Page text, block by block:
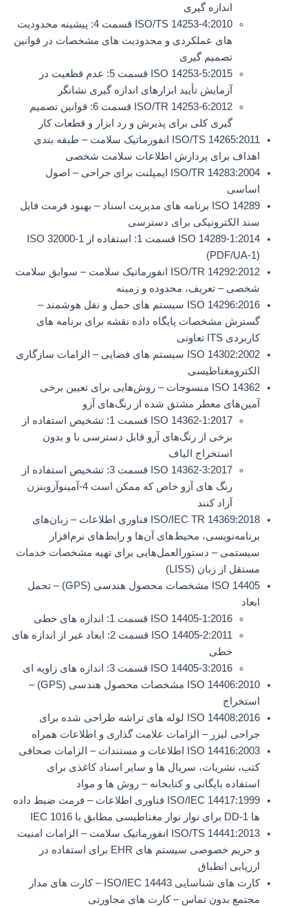
اندازه گیری
ISO/TS 14253-4:2010 قسمت 4: پیشینه محدودیت
های عملکردی و محدودیت های مشخصات در قوانین
تصمیم گیری
ISO 14253-5:2015 قسمت 5: عدم قطعیت در
آزمایش تأیید ابزارهای اندازه گیری نشانگر
ISO/TR 14253-6:2012 قسمت 6: قوانین تصمیم
گیری کلی برای پذیرش و رد ابزار و قطعات کار
ISO/TS 14265:2011 انفورماتیک سلامت – طبقه بندی
اهداف برای پردازش اطلاعات سلامت شخصی
ISO/TR 14283:2004 ایمپلنت برای جراحی – اصول
اساسی
ISO 14289 برنامه های مدیریت اسناد – بهبود فرمت فایل
سند الکترونیکی برای دسترسی
ISO 14289-1:2014 قسمت 1: استفاده از ISO 32000-1
(PDF/UA-1)
ISO/TR 14292:2012 انفورماتیک سلامت – سوابق سلامت
شخصی – تعریف، محدوده و زمینه
ISO 14296:2016 سیستم های حمل و نقل هوشمند –
گسترش مشخصات پایگاه داده نقشه برای برنامه های
کاربردی ITS تعاونی
ISO 14302:2002 سیستم های فضایی – الزامات سازگاری
الکترومغناطیسی
ISO 14362 منسوجات – روش‌هایی برای تعیین برخی
آمین‌های معطر مشتق شده از رنگ‌های آزو
ISO 14362-1:2017 قسمت 1: تشخیص استفاده از
برخی از رنگ‌های آزو قابل دسترسی با و بدون
استخراج الیاف
ISO 14362-3:2017 قسمت 3: تشخیص استفاده از
رنگ های آزو خاص که ممکن است 4-آمینوآزوبنزن
آزاد کنند
ISO/IEC TR 14369:2018 فناوری اطلاعات – زبان‌های
برنامه‌نویسی، محیط‌های آن‌ها و رابط‌های نرم‌افزار
سیستمی – دستورالعمل‌هایی برای تهیه مشخصات خدمات
مستقل از زبان (LISS)
ISO 14405 مشخصات محصول هندسی (GPS) – تحمل
ابعاد
ISO 14405-1:2016 قسمت 1: اندازه های خطی
ISO 14405-2:2011 قسمت 2: ابعاد غیر از اندازه های
خطی
ISO 14405-3:2016 قسمت 3: اندازه های زاویه ای
ISO 14406:2010 مشخصات محصول هندسی (GPS) –
استخراج
ISO 14408:2016 لوله های تراشه طراحی شده برای
جراحی لیزر – الزامات علامت گذاری و اطلاعات همراه
ISO 14416:2003 اطلاعات و مستندات – الزامات صحافی
کتب، نشریات، سریال ها و سایر اسناد کاغذی برای
استفاده بایگانی و کتابخانه – روش ها و مواد
ISO/IEC 14417:1999 فناوری اطلاعات – فرمت ضبط داده
ها DD-1 برای نوار نوار مغناطیسی مطابق با IEC 1016
ISO/TS 14441:2013 انفورماتیک سلامت – الزامات امنیت
و حریم خصوصی سیستم های EHR برای استفاده در
ارزیابی انطباق
کارت های شناسایی ISO/IEC 14443 – کارت های مدار
مجتمع بدون تماس – کارت های مجاورتی